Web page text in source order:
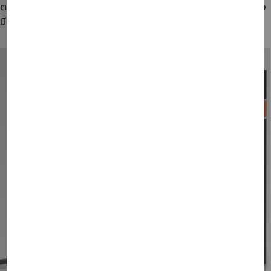
ตรวจจับการสั่นสะเทือน (Shock Sensor Alarm) – แจ้งเตือนเมื่อ
มีการพยายามงัดแงะ เปิดประตู หรือกระทบกระเทือนตัวรถ